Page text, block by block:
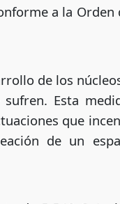
a la
de los
Esta
que
de un